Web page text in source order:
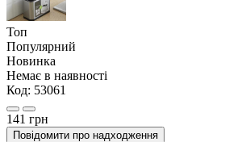
Топ
Популярний
Новинка
Немає в наявності
Код: 53061
141 грн
Повідомити про надходження